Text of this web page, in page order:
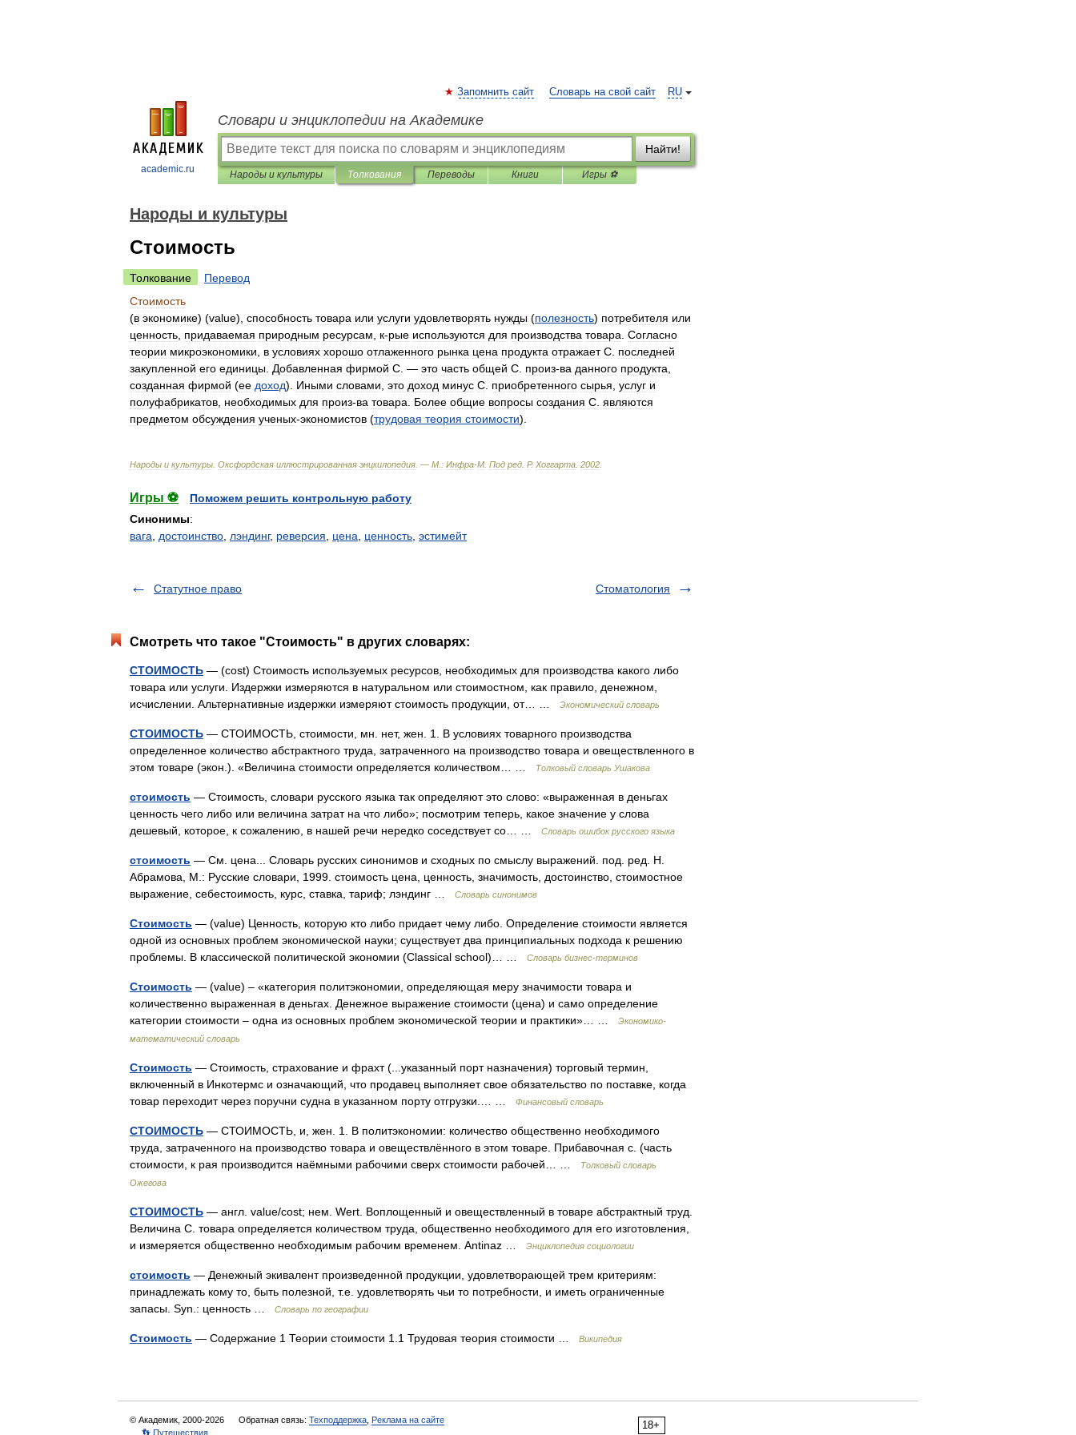
academic.ru
RU
Запомнить сайт Словарь на свой сайт
Словари и энциклопедии на Академике
Найти!
Народы и культуры Толкования Переводы Книги Игры ⚽
Народы и культуры
Стоимость
Толкование
Перевод
Стоимость
(в экономике) (value), способность товара или услуги удовлетворять нужды (полезность) потребителя или
ценность придаваемая природным ресурсам к-рые используются для производства товара Согласно
теории микроэкономики в условиях хорошо отлаженного рынка цена продукта отражает С последней
закупленной его единицы Добавленная фирмой С . — это часть общей С произ-ва данного продукта
созданная фирмой (ее доход). Иными словами это доход минус С приобретенного сырья услуг и
полуфабрикатов необходимых для произ-ва товара Более общие вопросы создания С являются
предметом обсуждения ученых-экономистов (трудовая теория стоимости).
Народы и культуры Оксфордская иллюстрированная энцкилопедия . — М : Инфра-М Под ред Р. Хоггарта 2002
Игры ⚽
Поможем решить контрольную работу
Синонимы:
вага
достоинство лэндинг, реверсия цена ценность эстимейт
Статутное право Стоматология
Смотреть что такое "Стоимость" в других словарях:
СТОИМОСТЬ — (cost) Стоимость используемых ресурсов, необходимых для производства какого либо
товара или услуги. Издержки измеряются в натуральном или стоимостном, как правило, денежном,
исчислении. Альтернативные издержки измеряют стоимость продукции, от… …
Экономический словарь
СТОИМОСТЬ — СТОИМОСТЬ, стоимости, мн. нет, жен. 1. В условиях товарного производства
определенное количество абстрактного труда, затраченного на производство товара и овеществленного в
этом товаре (экон.). «Величина стоимости определяется количеством… …
Толковый словарь Ушакова
стоимость — Стоимость, словари русского языка так определяют это слово: «выраженная в деньгах
ценность чего либо или величина затрат на что либо»; посмотрим теперь, какое значение у слова
дешевый, которое, к сожалению, в нашей речи нередко соседствует со… …
Словарь ошибок русского языка
стоимость — См. цена... Словарь русских синонимов и сходных по смыслу выражений. под. ред. Н.
Абрамова, М.: Русские словари, 1999. стоимость цена, ценность, значимость, достоинство, стоимостное
выражение, себестоимость, курс, ставка, тариф; лэндинг …
Словарь синонимов
Стоимость — (value) Ценность, которую кто либо придает чему либо. Определение стоимости является
одной из основных проблем экономической науки; существует два принципиальных подхода к решению
проблемы. В классической политической экономии (Classical school)… …
Словарь бизнес-терминов
Стоимость — (value) – «категория политэкономии, определяющая меру значимости товара и
количественно выраженная в деньгах. Денежное выражение стоимости (цена) и само определение
категории стоимости – одна из основных проблем экономической теории и практики»… …
Экономико-
математический словарь
Стоимость — Стоимость, страхование и фрахт (...указанный порт назначения) торговый термин,
включенный в Инкотермс и означающий, что продавец выполняет свое обязательство по поставке, когда
товар переходит через поручни судна в указанном порту отгрузки.… …
Финансовый словарь
СТОИМОСТЬ — СТОИМОСТЬ, и, жен. 1. В политэкономии: количество общественно необходимого
труда, затраченного на производство товара и овеществлённого в этом товаре. Прибавочная с. (часть
стоимости, к рая производится наёмными рабочими сверх стоимости рабочей… …
Толковый словарь
Ожегова
СТОИМОСТЬ — англ. value/cost; нем. Wert. Воплощенный и овеществленный в товаре абстрактный труд.
Величина С. товара определяется количеством труда, общественно необходимого для его изготовления,
и измеряется общественно необходимым рабочим временем. Antinaz …
Энциклопедия социологии
стоимость — Денежный экивалент произведенной продукции, удовлетворающей трем критериям:
принадлежать кому то, быть полезной, т.е. удовлетворять чьи то потребности, и иметь ограниченные
запасы. Syn.: ценность …
Словарь по географии
Стоимость — Содержание 1 Теории стоимости 1.1 Трудовая теория стоимости … Википедия
18+
© Академик, 2000-2026 Обратная связь: Техподдержка Реклама на сайте
👣 Путешествия